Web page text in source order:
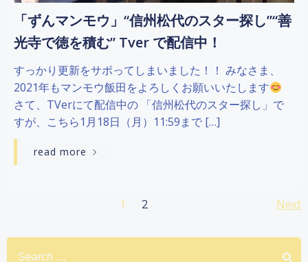
「ずんマンモウ」“信州松代のスター探し”“善
光寺で徳を積む” Tver で配信中！
すっかり更新をサボってしまいました！！ みなさま、
2021年もマンモウ飯田をよろしくお願いいたします
さて、TVerにて配信中の 「信州松代のスター探し」で
すが、こちら1月18日（月）11:59まで […]
read more
navigation
Page
1 Page
2 Next
Search